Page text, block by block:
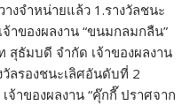
งจำหน่ายแล้ว 1.รางวัลชนะ
าของผลงาน “ขนมกลมกลืน”
สุธัมบดี จำกัด เจ้าของผลงาน
วัลรองชนะเลิศอันดับที่ 2
าของผลงาน “คุ๊กกี๊ ปราศจาก